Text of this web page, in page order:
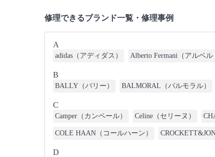
修理できるブランド一覧・修理事例
A
adidas（アディダス） Alberto Fermani（アルベル
B
BALLY（バリー） BALMORAL（バルモラル）
C
Camper（カンペール） Celine（セリーヌ）
COLE HAAN（コールハーン）
D